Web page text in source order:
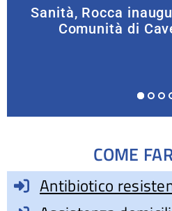
Sanità, Rocca
Comunità di
COME
Antibiotico